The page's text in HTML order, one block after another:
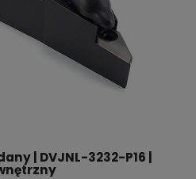
| DVJNL-3232-P16 |